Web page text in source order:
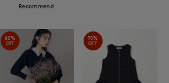
Recommend
60%
OFF
70%
OFF